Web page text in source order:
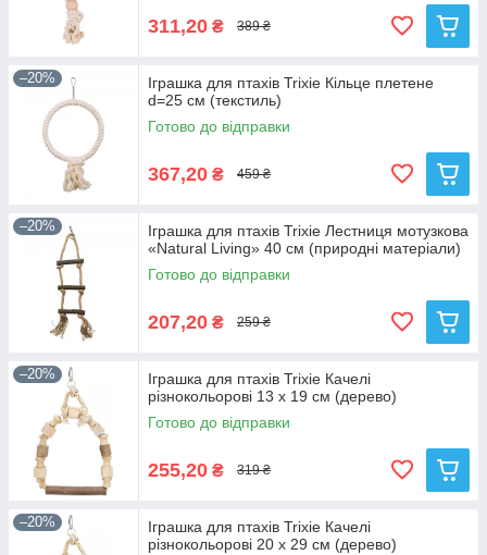
311,20 ₴ 389 ₴
–20%
Іграшка для птахів Trixie Кільце плетене
d=25 см (текстиль)
Готово до відправки
367,20 ₴ 459 ₴
–20%
Іграшка для птахів Trixie Лестниця мотузкова
«Natural Living» 40 см (природні матеріали)
Готово до відправки
207,20 ₴ 259 ₴
–20%
Іграшка для птахів Trixie Качелі
різнокольорові 13 x 19 см (дерево)
Готово до відправки
255,20 ₴ 319 ₴
–20%
Іграшка для птахів Trixie Качелі
різнокольорові 20 x 29 см (дерево)